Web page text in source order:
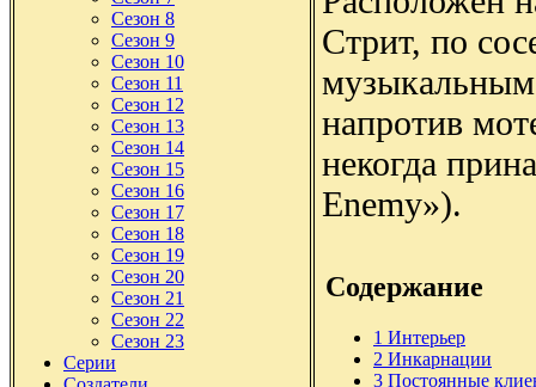
Сезон 8
Сезон 9
Сезон 10
Сезон 11
Сезон 12
Сезон 13
Сезон 14
Сезон 15
Сезон 16
Сезон 17
Сезон 18
Сезон 19
Сезон 20
Сезон 21
Сезон 22
Сезон 23
Серии
Стрит, по
напротив
некогда
Enemy»).
Содержание
1 Интерьер
2 Инкарнации
3 Постоянные